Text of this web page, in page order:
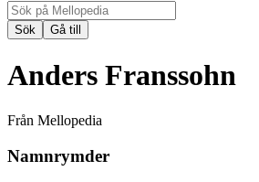
Anders Franssohn
Från Mellopedia
Namnrymder